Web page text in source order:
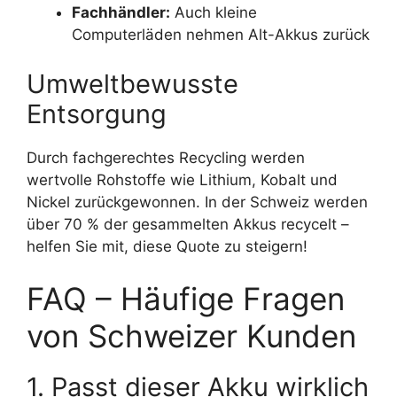
Fachhändler: Auch kleine
Computerläden nehmen Alt-Akkus zurück
Umweltbewusste
Entsorgung
Durch fachgerechtes Recycling werden
wertvolle Rohstoffe wie Lithium, Kobalt und
Nickel zurückgewonnen. In der Schweiz werden
über 70 % der gesammelten Akkus recycelt –
helfen Sie mit, diese Quote zu steigern!
FAQ – Häufige Fragen
von Schweizer Kunden
1. Passt dieser Akku wirklich